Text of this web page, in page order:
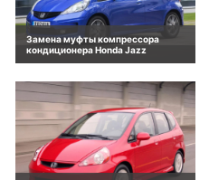
Замена муфты компрессора
кондиционера Honda Jazz